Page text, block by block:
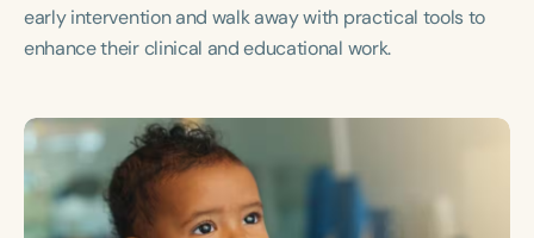
early intervention and walk away with practical tools to
enhance their clinical and educational work.